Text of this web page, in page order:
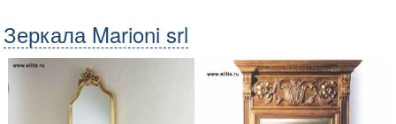
Зеркала Marioni srl